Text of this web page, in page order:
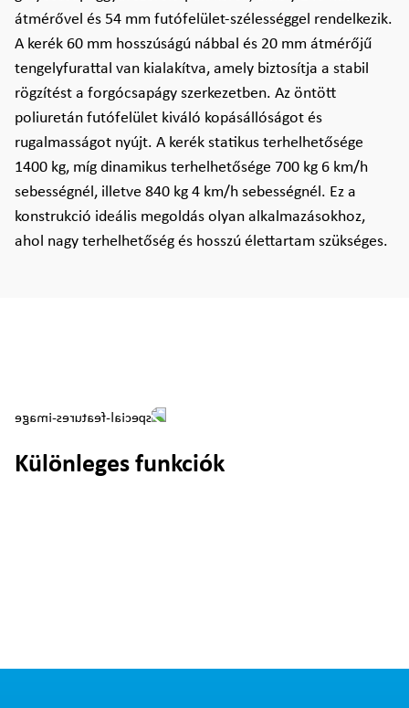
átmérővel és 54 mm futófelület-szélességgel rendelkezik.
A kerék 60 mm hosszúságú nábbal és 20 mm átmérőjű
tengelyfurattal van kialakítva, amely biztosítja a stabil
rögzítést a forgócsapágy szerkezetben. Az öntött
poliuretán futófelület kiváló kopásállóságot és
rugalmasságot nyújt. A kerék statikus terhelhetősége
1400 kg, míg dinamikus terhelhetősége 700 kg 6 km/h
sebességnél, illetve 840 kg 4 km/h sebességnél. Ez a
konstrukció ideális megoldás olyan alkalmazásokhoz,
ahol nagy terhelhetőség és hosszú élettartam szükséges.
Különleges funkciók